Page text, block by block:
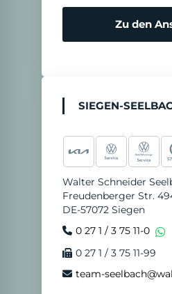
Zu den
SIEGEN-
Walter Schneider
Freudenberger Str.
DE-57072 Siegen
0 27 1 / 3 75 11-0
0 27 1 / 3 75 11-99
team-